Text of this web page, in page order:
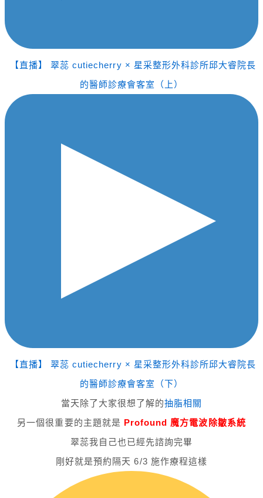
【直播】 翠蕊 cutiecherry × 星采整形外科診所邱大睿院長
的醫師診療會客室（上）
【直播】 翠蕊 cutiecherry × 星采整形外科診所邱大睿院長
的醫師診療會客室（下）
當天除了大家很想了解的抽脂相關
另一個很重要的主題就是 Profound 魔方電波除皺系統
翠蕊我自己也已經先諮詢完畢
剛好就是預約隔天 6/3 施作療程這樣